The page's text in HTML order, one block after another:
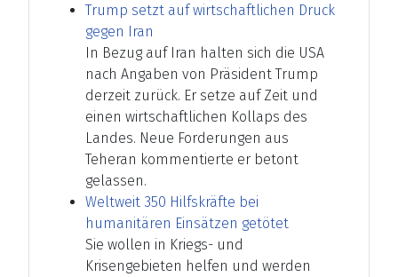
Trump setzt auf wirtschaftlichen Druck
gegen Iran
In Bezug auf Iran halten sich die USA
nach Angaben von Präsident Trump
derzeit zurück. Er setze auf Zeit und
einen wirtschaftlichen Kollaps des
Landes. Neue Forderungen aus
Teheran kommentierte er betont
gelassen.
Weltweit 350 Hilfskräfte bei
humanitären Einsätzen getötet
Sie wollen in Kriegs- und
Krisengebieten helfen und werden